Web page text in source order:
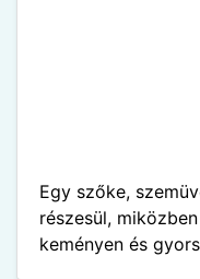
Egy szőke,
részesül,
keményen és